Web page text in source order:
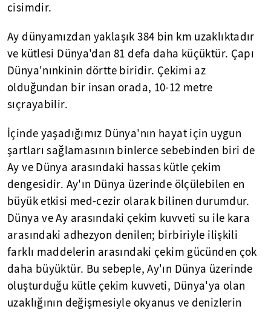
cisimdir.
Ay dünyamızdan yaklaşık 384 bin km uzaklıktadır
ve kütlesi Dünya'dan 81 defa daha küçüktür. Çapı
Dünya'nınkinin dörtte biridir. Çekimi az
olduğundan bir insan orada, 10-12 metre
sıçrayabilir.
İçinde yaşadığımız Dünya'nın hayat için uygun
şartları sağlamasının binlerce sebebinden biri de
Ay ve Dünya arasındaki hassas kütle çekim
dengesidir. Ay'ın Dünya üzerinde ölçülebilen en
büyük etkisi med-cezir olarak bilinen durumdur.
Dünya ve Ay arasındaki çekim kuvveti su ile kara
arasındaki adhezyon denilen; birbiriyle ilişkili
farklı maddelerin arasındaki çekim gücünden çok
daha büyüktür. Bu sebeple, Ay'ın Dünya üzerinde
oluşturduğu kütle çekim kuvveti, Dünya'ya olan
uzaklığının değişmesiyle okyanus ve denizlerin